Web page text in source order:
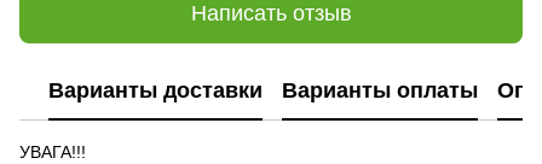
Написать отзыв
Варианты доставки Варианты оплаты
УВАГА!!!